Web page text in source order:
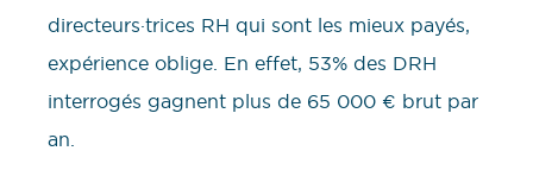
directeurs·trices RH qui sont les mieux payés,
expérience oblige. En effet, 53% des DRH
interrogés gagnent plus de 65 000 € brut par
an.